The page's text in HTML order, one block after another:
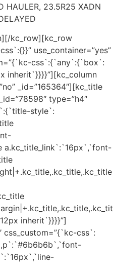
HAULER, 23.5R25 XADN
kc_row][kc_row
use_container=”yes”
css`:{`any`:{`box`:
inherit`}}}}”][kc_column
_id=”165364″][kc_title
type=”h4″
style`:
a.kc_title_link`:`16px`,`font-
inherit`}}}}”]
css_custom=”{`kc-css`: